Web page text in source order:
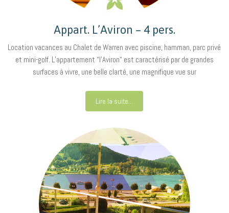
Appart. L’Aviron – 4 pers.
Location vacances au Chalet de Warren avec piscine, hamman, parc privé
et mini-golf. L’appartement “l’Aviron“ est caractérisé par de grandes
surfaces à vivre, une belle clarté, une magnifique vue sur
Lire la suite...